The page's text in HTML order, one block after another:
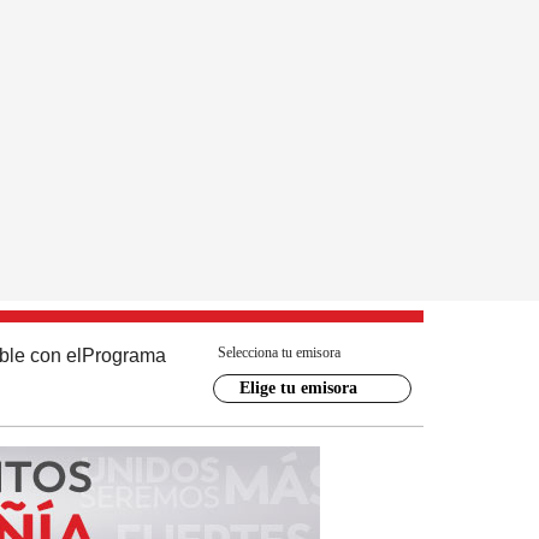
con el Programa Selecciona tu emisora
Elige tu emisora